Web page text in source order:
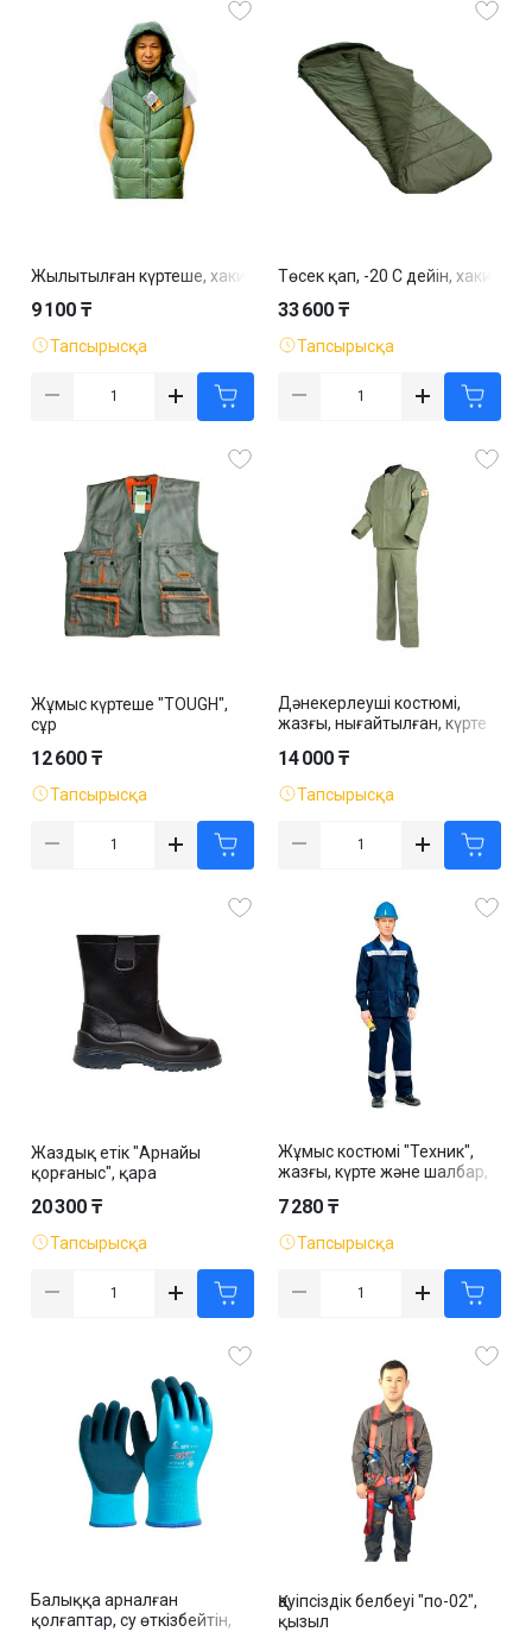
Жылытылған күртеше, хаки
9 100 ₸
Тапсырысқа
Төсек қап, -20 С дейін, хаки
33 600 ₸
Тапсырысқа
Жұмыс күртеше "TOUGH",
сұр
12 600 ₸
Тапсырысқа
Дәнекерлеуші костюмі,
жазғы, нығайтылған, күрте
14 000 ₸
Тапсырысқа
Жаздық етік "Арнайы
қорғаныс", қара
20 300 ₸
Тапсырысқа
Жұмыс костюмі "Техник",
жазғы, күрте және шалбар,
7 280 ₸
Тапсырысқа
Балыққа арналған
қолғаптар, су өткізбейтін,
Қауіпсіздік белбеуі "по-02",
қызыл